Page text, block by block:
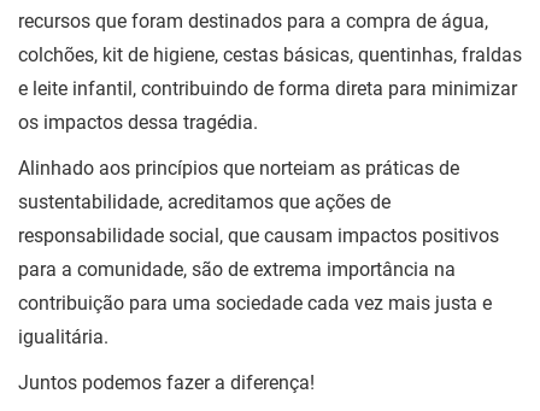
recursos que foram destinados para a compra de água,
colchões, kit de higiene, cestas básicas, quentinhas, fraldas
e leite infantil, contribuindo de forma direta para minimizar
os impactos dessa tragédia.
Alinhado aos princípios que norteiam as práticas de
sustentabilidade, acreditamos que ações de
responsabilidade social, que causam impactos positivos
para a comunidade, são de extrema importância na
contribuição para uma sociedade cada vez mais justa e
igualitária.
Juntos podemos fazer a diferença!